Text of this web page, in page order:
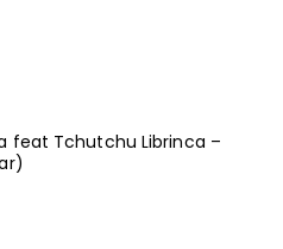
feat Tchutchu Librinca –